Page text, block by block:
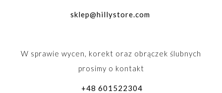
sklep@hillystore.com
W sprawie wycen, korekt oraz obrączek ślubnych
prosimy o kontakt
+48 601522304